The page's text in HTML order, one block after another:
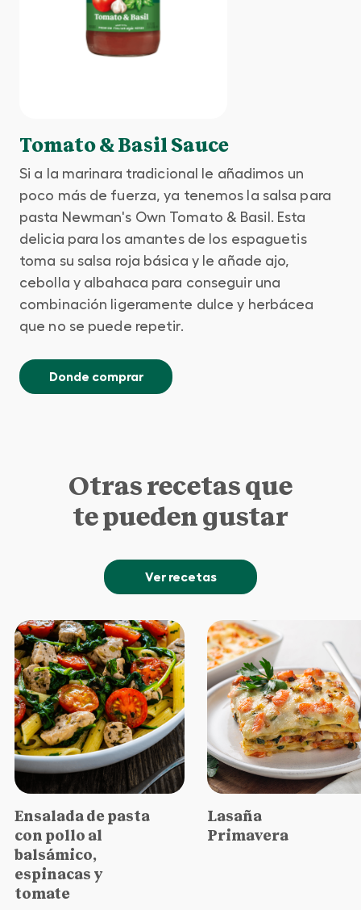
Tomato & Basil Sauce
Si a la marinara tradicional le añadimos un
poco más de fuerza, ya tenemos la salsa para
pasta Newman's Own Tomato & Basil. Esta
delicia para los amantes de los espaguetis
toma su salsa roja básica y le añade ajo,
cebolla y albahaca para conseguir una
combinación ligeramente dulce y herbácea
que no se puede repetir.
Donde comprar
Otras recetas que
te pueden gustar
Ver recetas
Ensalada de pasta
con pollo al
balsámico,
espinacas y
tomate
Lasaña
Primavera